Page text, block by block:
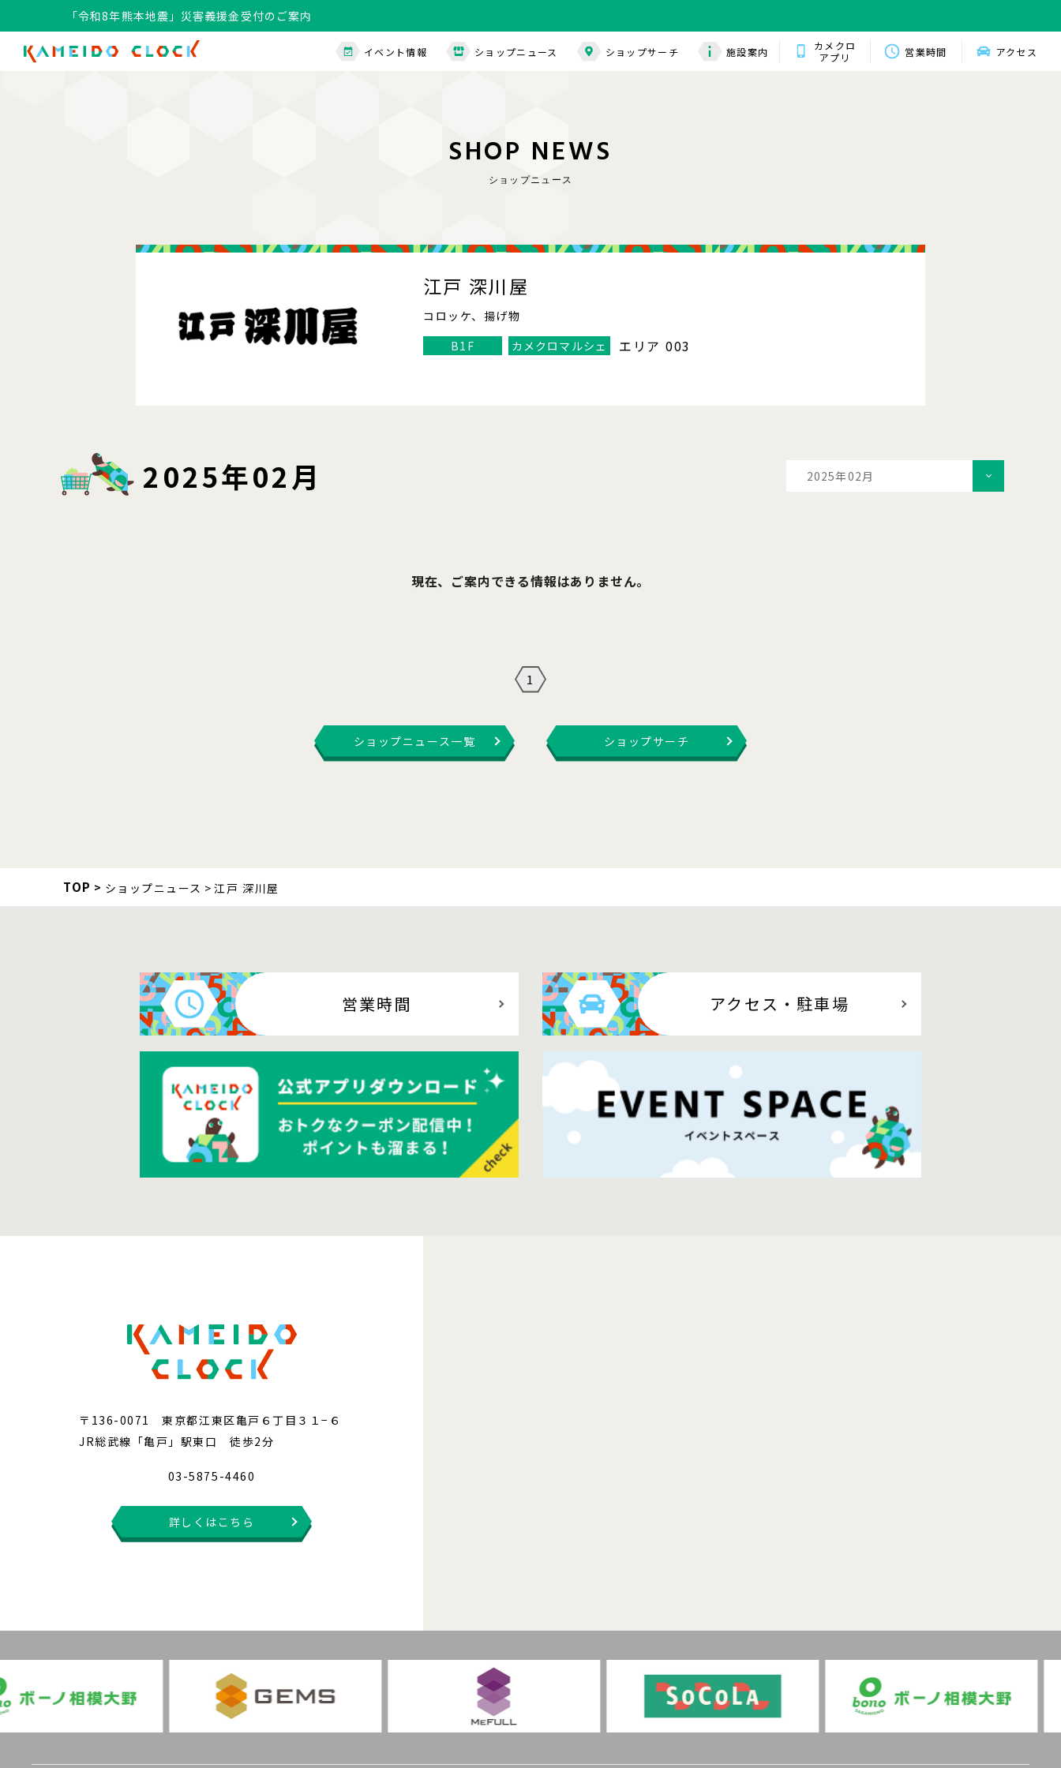
「令和8年熊本地震」災害義援金受付のご案内
イベント情報 ショップニュース ショップサーチ 施設案内
カメクロ
アプリ
営業時間 アクセス
SHOP NEWS
ショップニュース
江戸 深川屋
コロッケ、揚げ物
B1F
カメクロマルシェ エリア 003
2025年02月
2025年02月
現在、ご案内できる情報はありません。
1
ショップニュース一覧 ショップサーチ
TOP ショップニュース 江戸 深川屋
営業時間 アクセス ・駐車場
〒136-0071 東京都江東区亀戸６丁目３１−６
JR総武線「亀戸」駅東口 徒歩2分
03-5875-4460
詳しくはこちら